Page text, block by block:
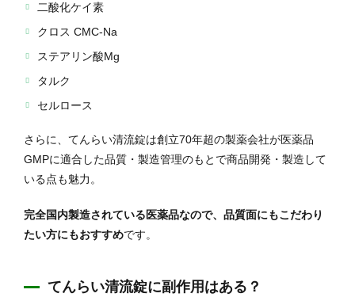
二酸化ケイ素
クロス CMC-Na
ステアリン酸Mg
タルク
セルロース
さらに、てんらい清流錠は創立70年超の製薬会社が医薬品
GMPに適合した品質・製造管理のもとで商品開発・製造して
いる点も魅力。
完全国内製造されている医薬品なので、品質面にもこだわり
たい方にもおすすめです。
てんらい清流錠に副作用はある？